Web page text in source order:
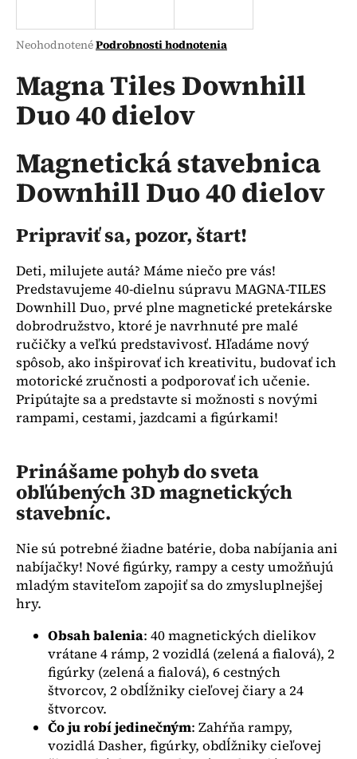
Priemerné
produktu
je
0,0
z
hviezdičiek.
NeohodnotenéPodrobnosti hodnotenia
Magna Tiles Downhill
Duo 40 dielov
Magnetická stavebnica
Downhill Duo 40 dielov
Pripraviť sa, pozor, štart!
Deti, milujete autá? Máme niečo pre vás!
Predstavujeme 40-dielnu súpravu MAGNA-TILES
Downhill Duo, prvé plne magnetické pretekárske
dobrodružstvo, ktoré je navrhnuté pre malé
ručičky a veľkú predstavivosť. Hľadáme nový
spôsob, ako inšpirovať ich kreativitu, budovať ich
motorické zručnosti a podporovať ich učenie.
Pripútajte sa a predstavte si možnosti s novými
rampami, cestami, jazdcami a figúrkami!
Prinášame pohyb do sveta
obľúbených 3D magnetických
stavebníc.
Nie sú potrebné žiadne batérie, doba nabíjania ani
nabíjačky! Nové figúrky, rampy a cesty umožňujú
mladým staviteľom zapojiť sa do zmysluplnejšej
hry.
Obsah balenia: 40 magnetických dielikov
vrátane 4 rámp, 2 vozidlá (zelená a fialová), 2
figúrky (zelená a fialová), 6 cestných
štvorcov, 2 obdĺžniky cieľovej čiary a 24
štvorcov.
Čo ju robí jedinečným: Zahŕňa rampy,
vozidlá Dasher, figúrky, obdĺžniky cieľovej
j
ť
?
HĽADAŤ
d
p
o
r
ú
č
a
m
e
PODKOLIENKY
BIELE
S
MAŠLOU
€4,50